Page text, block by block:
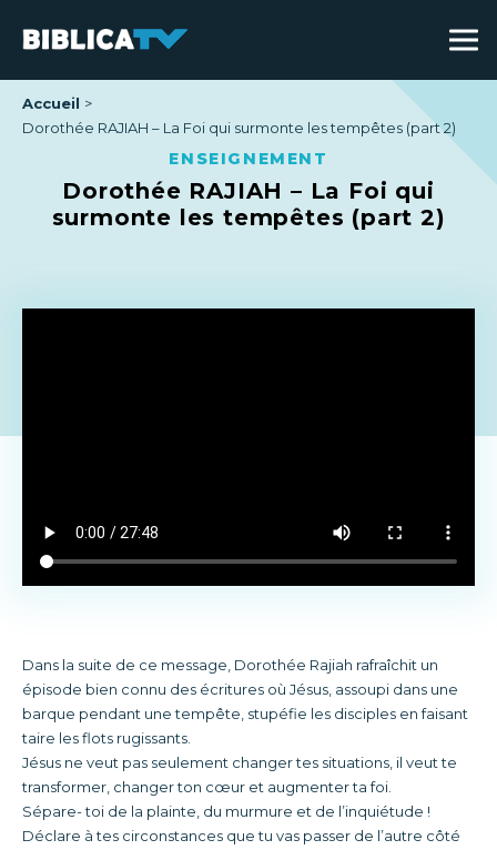
Accueil
Dorothée RAJIAH – La Foi qui surmonte les tempêtes (part 2)
ENSEIGNEMENT
Dorothée RAJIAH – La Foi qui
surmonte les tempêtes (part 2)
Dans la suite de ce message, Dorothée Rajiah rafraîchit un
épisode bien connu des écritures où Jésus, assoupi dans une
barque pendant une tempête, stupéfie les disciples en faisant
taire les flots rugissants.
Jésus ne veut pas seulement changer tes situations, il veut te
transformer, changer ton cœur et augmenter ta foi.
Sépare- toi de la plainte, du murmure et de l’inquiétude !
Déclare à tes circonstances que tu vas passer de l’autre côté